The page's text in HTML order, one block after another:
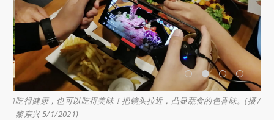
吃得健康，也可以吃得美味！把镜头拉近，凸显蔬食的色香味。(摄 /
黎东兴 5/1/2021)
吃